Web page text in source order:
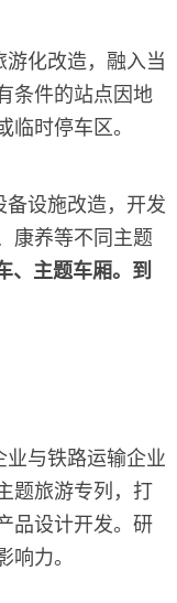
化改造，融入当
条件的站点因地
时停车区。
设施改造，开发
康养等不同主题
、主题车厢。到
与铁路运输企业
题旅游专列，打
品设计开发。研
力。